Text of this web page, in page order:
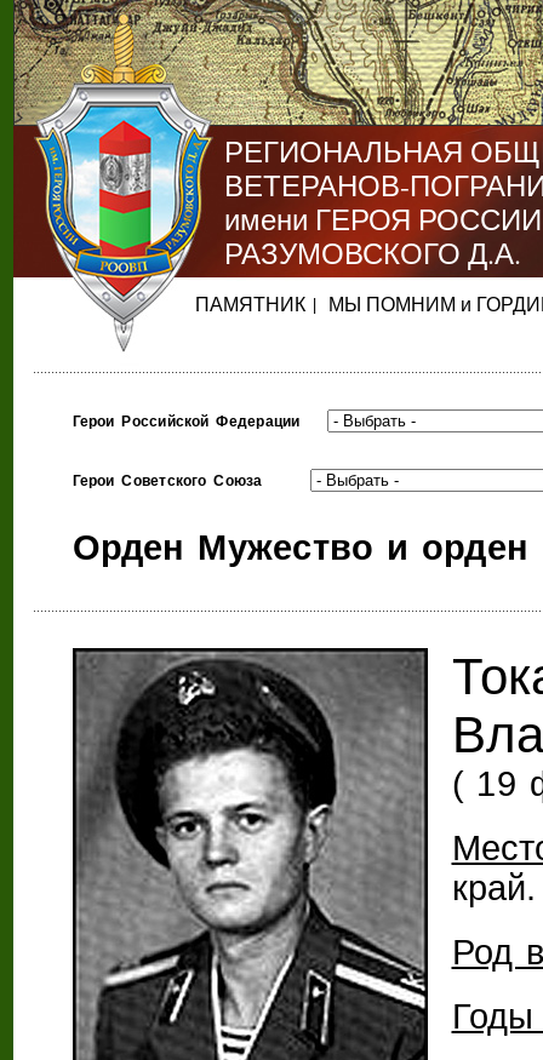
РЕГИОНАЛЬНАЯ
ВЕТЕРАНОВ-
имени ГЕРОЯ РОССИИ
РАЗУМОВСКОГО Д.А.
ПАМЯТНИК | МЫ ПОМНИМ и
Герои Российской Федерации
Герои Советского Союза
Орден Мужество и
( 19
край.
Род